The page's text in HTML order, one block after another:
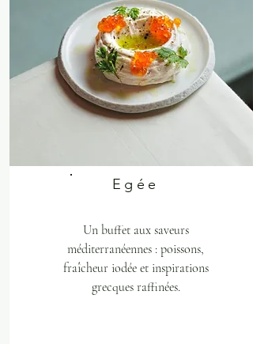
Egée
Un buffet aux saveurs
méditerranéennes : poissons,
fraîcheur iodée et inspirations
grecques raffinées.